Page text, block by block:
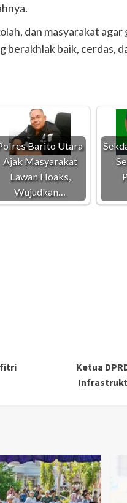
dan masyarakat
baik, cerdas,
Barito Utara
Ajak Masyarakat
Lawan Hoaks,
Wujudkan…
Ketua